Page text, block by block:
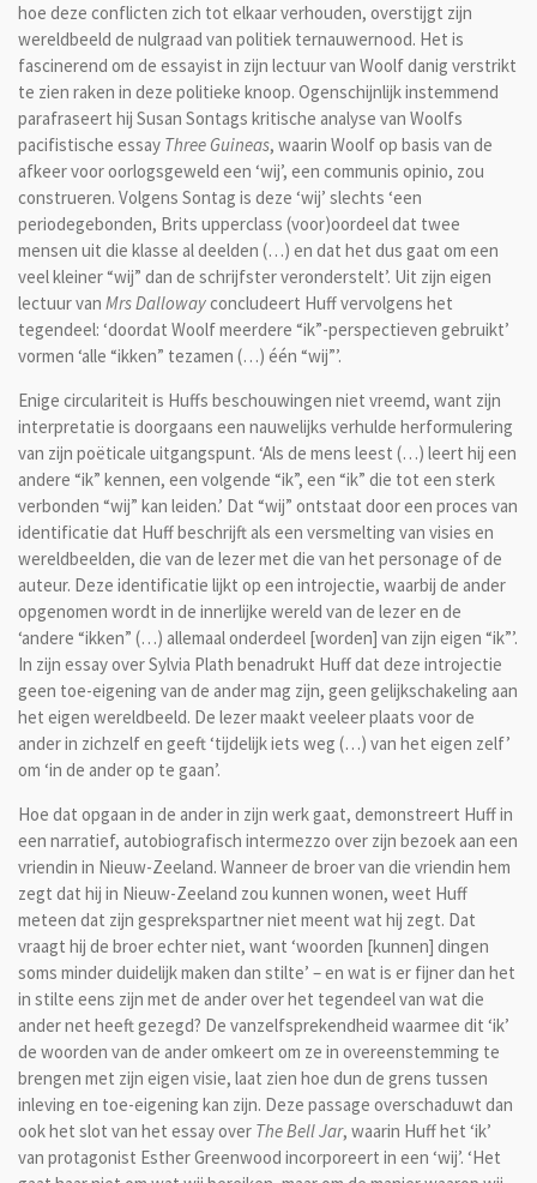
hoe deze conflicten zich tot elkaar verhouden, overstijgt zijn
wereldbeeld de nulgraad van politiek ternauwernood. Het is
fascinerend om de essayist in zijn lectuur van Woolf danig verstrikt
te zien raken in deze politieke knoop. Ogenschijnlijk instemmend
parafraseert hij Susan Sontags kritische analyse van Woolfs
pacifistische essay Three Guineas, waarin Woolf op basis van de
afkeer voor oorlogsgeweld een ‘wij’, een communis opinio, zou
construeren. Volgens Sontag is deze ‘wij’ slechts ‘een
periodegebonden, Brits upperclass (voor)oordeel dat twee
mensen uit die klasse al deelden (…) en dat het dus gaat om een
veel kleiner “wij” dan de schrijfster veronderstelt’. Uit zijn eigen
lectuur van Mrs Dallowayconcludeert Huff vervolgens het
tegendeel: ‘doordat Woolf meerdere “ik”-perspectieven gebruikt’
vormen ‘alle “ikken” tezamen (…) één “wij”’.
Enige circulariteit is Huffs beschouwingen niet vreemd, want zijn
interpretatie is doorgaans een nauwelijks verhulde herformulering
van zijn poëticale uitgangspunt. ‘Als de mens leest (…) leert hij een
andere “ik” kennen, een volgende “ik”, een “ik” die tot een sterk
verbonden “wij” kan leiden.’ Dat “wij” ontstaat door een proces van
identificatie dat Huff beschrijft als een versmelting van visies en
wereldbeelden, die van de lezer met die van het personage of de
auteur. Deze identificatie lijkt op een introjectie, waarbij de ander
opgenomen wordt in de innerlijke wereld van de lezer en de
‘andere “ikken” (…) allemaal onderdeel [worden] van zijn eigen “ik”’.
In zijn essay over Sylvia Plath benadrukt Huff dat deze introjectie
geen toe-eigening van de ander mag zijn, geen gelijkschakeling aan
het eigen wereldbeeld. De lezer maakt veeleer plaats voor de
ander in zichzelf en geeft ‘tijdelijk iets weg (…) van het eigen zelf’
om ‘in de ander op te gaan’.
Hoe dat opgaan in de ander in zijn werk gaat, demonstreert Huff in
een narratief, autobiografisch intermezzo over zijn bezoek aan een
vriendin in Nieuw-Zeeland. Wanneer de broer van die vriendin hem
zegt dat hij in Nieuw-Zeeland zou kunnen wonen, weet Huff
meteen dat zijn gesprekspartner niet meent wat hij zegt. Dat
vraagt hij de broer echter niet, want ‘woorden [kunnen] dingen
soms minder duidelijk maken dan stilte’ – en wat is er fijner dan het
in stilte eens zijn met de ander over het tegendeel van wat die
ander net heeft gezegd? De vanzelfsprekendheid waarmee dit ‘ik’
de woorden van de ander omkeert om ze in overeenstemming te
brengen met zijn eigen visie, laat zien hoe dun de grens tussen
inleving en toe-eigening kan zijn. Deze passage overschaduwt dan
ook het slot van het essay over The Bell Jar, waarin Huff het ‘ik’
van protagonist Esther Greenwood incorporeert in een ‘wij’. ‘Het